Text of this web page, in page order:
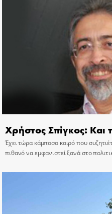
Χρήστος Σπίγκος: Και
Έχει τώρα κάμποσο καιρό που
πιθανό να εμφανιστεί ξανά στο